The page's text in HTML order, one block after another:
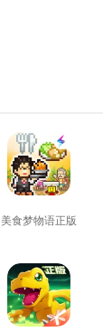
美食梦物语正版